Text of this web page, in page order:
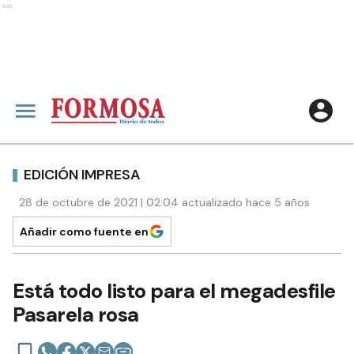
Ads
EDICIÓN IMPRESA
28 de octubre de 2021 | 02:04 actualizado hace 5 años
Añadir como fuente en
Está todo listo para el megadesfile
Pasarela rosa